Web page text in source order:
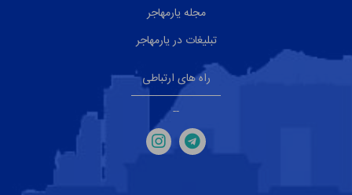
مجله یارمهاجر
تبلیغات در یارمهاجر
راه های ارتباطی
--